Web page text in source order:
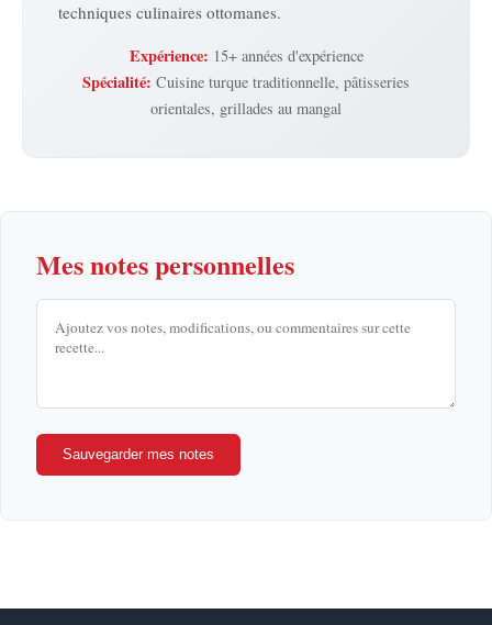
techniques culinaires ottomanes.
Expérience: 15+ années d'expérience
Spécialité: Cuisine turque traditionnelle, pâtisseries
orientales, grillades au mangal
Mes notes personnelles
Sauvegarder mes notes